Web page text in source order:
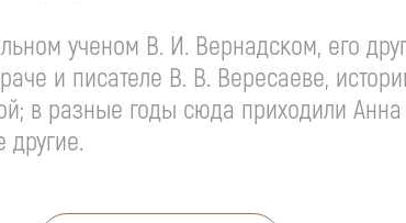
ученом В. И. Вернадском, его
и писателе В. В. Вересаеве,
в разные годы сюда приходили